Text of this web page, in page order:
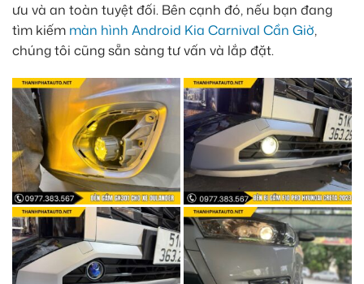
ưu và an toàn tuyệt đối. Bên cạnh đó, nếu bạn đang
tìm kiếm màn hình Android Kia Carnival Cần Giờ,
chúng tôi cũng sẵn sàng tư vấn và lắp đặt.